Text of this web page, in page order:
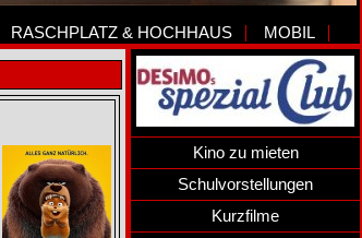
RASCHPLATZ & HOCHHAUS MOBIL
Kino zu mieten
Schulvorstellungen
Kurzfilme